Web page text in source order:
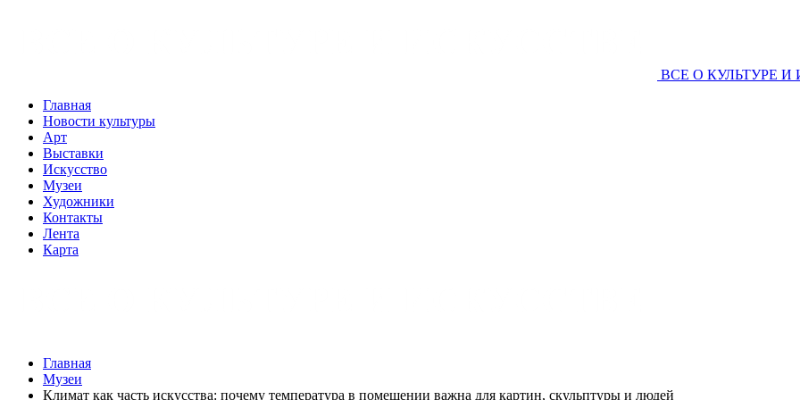
ВСЕ О КУЛЬТУРЕ И
Главная
Новости культуры
Арт
Выставки
Искусство
Музеи
Художники
Контакты
Лента
Карта
Главная
Музеи
Климат как часть искусства: почему температура в помещении важна для картин, скульптуры и людей